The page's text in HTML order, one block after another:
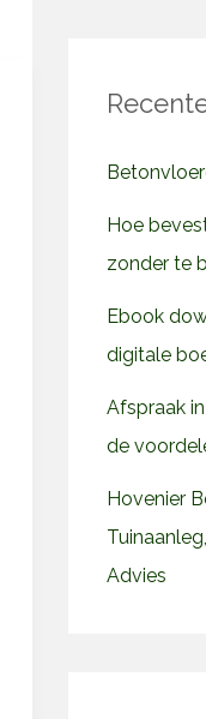
Hoe
zonder te
Ebook
digitale
Afspraak
de
Hovenier
Advies